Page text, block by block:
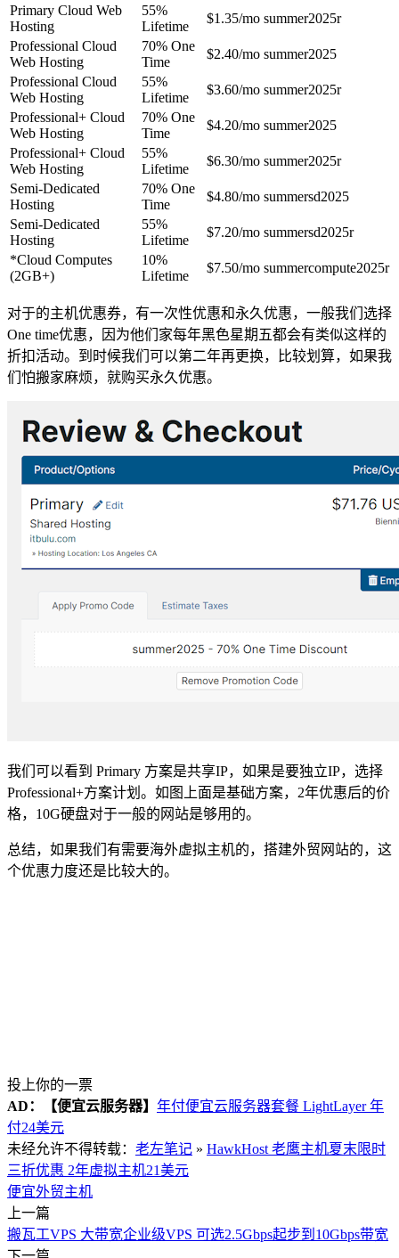
Primary Cloud Web
Hosting
55%
Lifetime
$1.35/mo summer2025r
Professional Cloud
Web Hosting
70% One
Time
$2.40/mo summer2025
Professional Cloud
Web Hosting
55%
Lifetime
$3.60/mo summer2025r
Professional+ Cloud
Web Hosting
70% One
Time
$4.20/mo summer2025
Professional+ Cloud
Web Hosting
55%
Lifetime
$6.30/mo summer2025r
Semi-Dedicated
Hosting
70% One
Time
$4.80/mo summersd2025
Semi-Dedicated
Hosting
55%
Lifetime
$7.20/mo summersd2025r
*Cloud Computes
(2GB+)
10%
Lifetime
$7.50/mo summercompute2025r
对于的主机优惠券，有一次性优惠和永久优惠，一般我们选择
One time优惠，因为他们家每年黑色星期五都会有类似这样的
折扣活动。到时候我们可以第二年再更换，比较划算，如果我
们怕搬家麻烦，就购买永久优惠。
我们可以看到 Primary 方案是共享IP，如果是要独立IP，选择
Professional+方案计划。如图上面是基础方案，2年优惠后的价
格，10G硬盘对于一般的网站是够用的。
总结，如果我们有需要海外虚拟主机的，搭建外贸网站的，这
个优惠力度还是比较大的。
投上你的一票
AD：
【便宜云服务器】 年付便宜云服务器套餐 LightLayer 年
付24美元
未经允许不得转载： 老左笔记 » HawkHost 老鹰主机夏末限时
三折优惠 2年虚拟主机21美元
便宜外贸主机
上一篇
搬瓦工VPS 大带宽企业级VPS 可选2.5Gbps起步到10Gbps带宽